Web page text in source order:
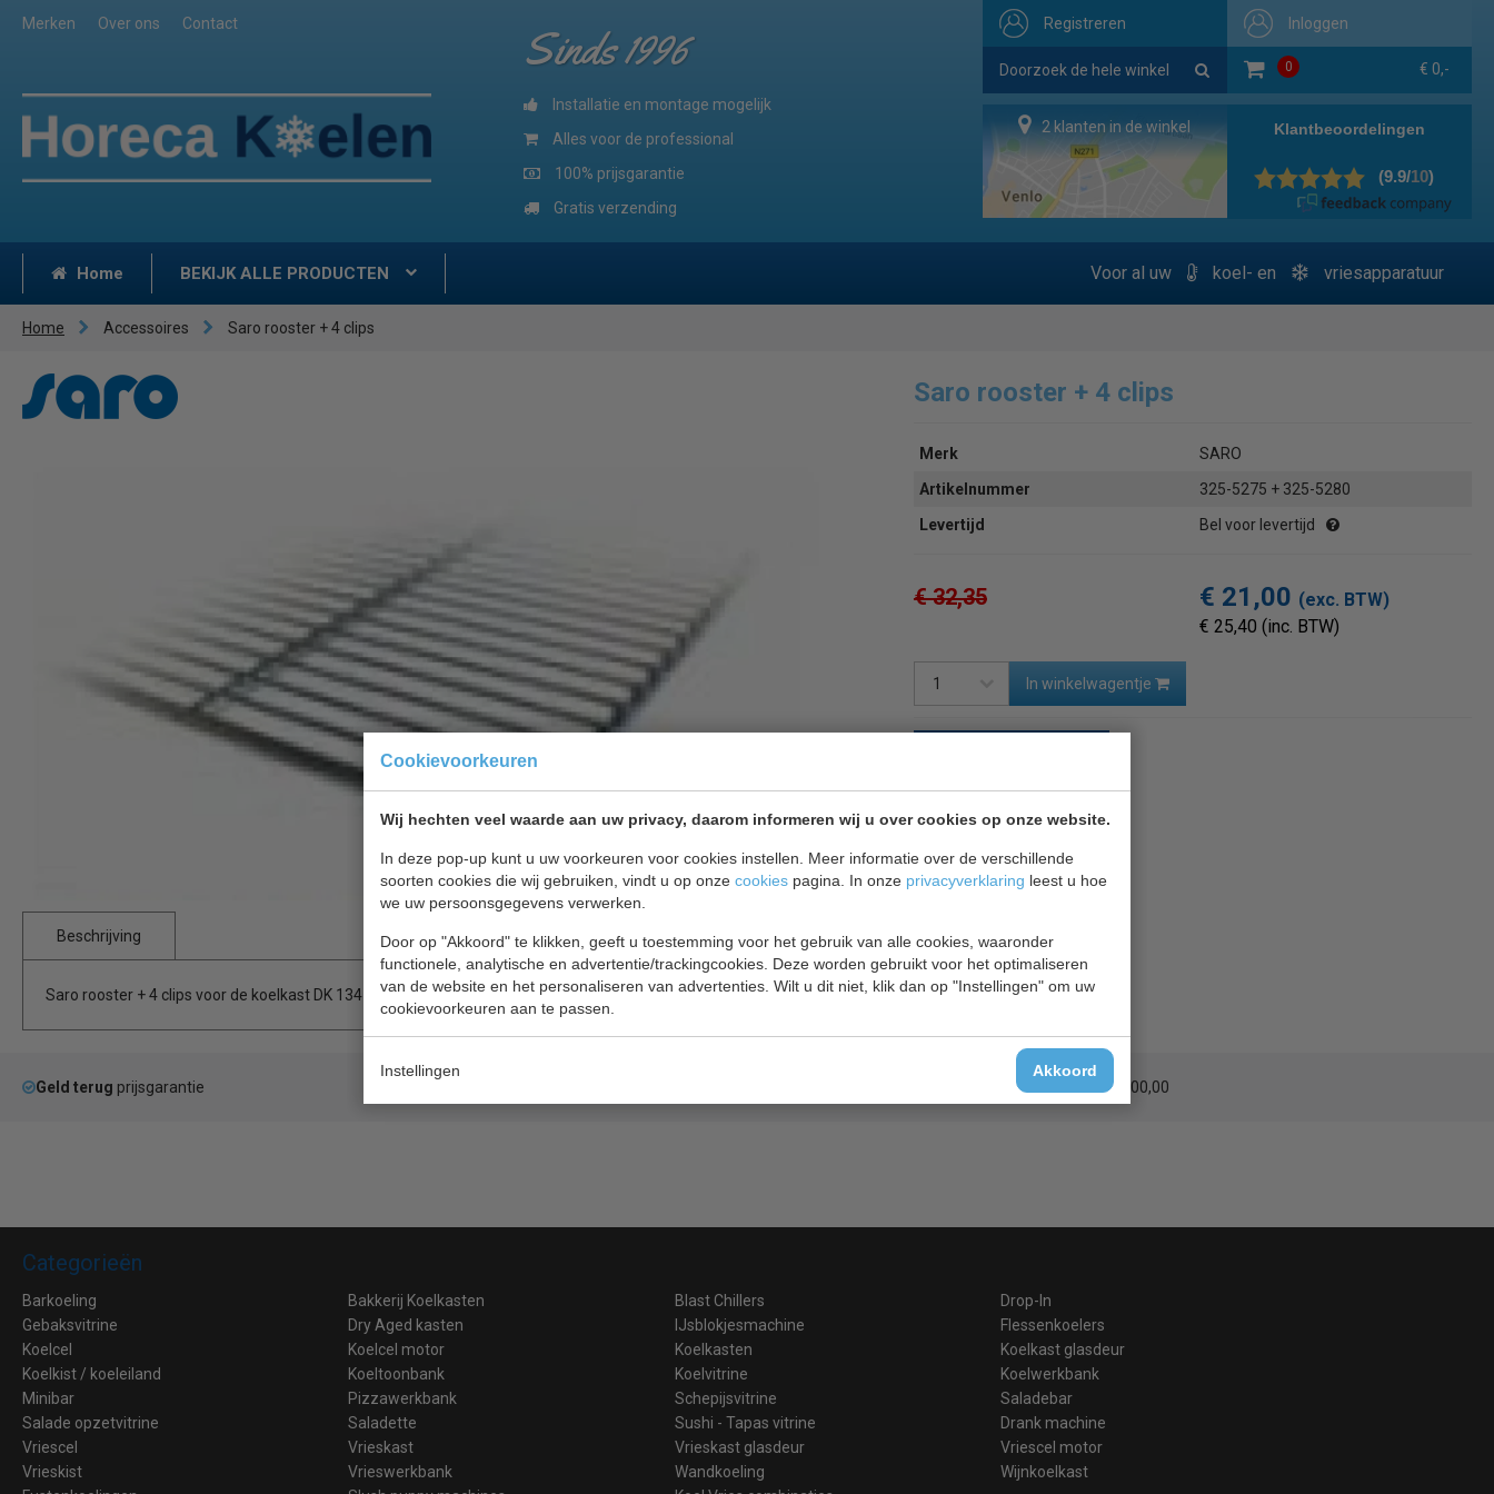
Cookievoorkeuren
Wij hechten veel waarde aan uw privacy, daarom informeren wij u over cookies op onze website.
In deze pop-up kunt u uw voorkeuren voor cookies instellen. Meer informatie over de verschillende
soorten cookies die wij gebruiken, vindt u op onze cookies pagina. In onze privacyverklaring leest u hoe
we uw persoonsgegevens verwerken.
Door op "Akkoord" te klikken, geeft u toestemming voor het gebruik van alle cookies, waaronder
functionele, analytische en advertentie/trackingcookies. Deze worden gebruikt voor het optimaliseren
van de website en het personaliseren van advertenties. Wilt u dit niet, klik dan op "Instellingen" om uw
cookievoorkeuren aan te passen.
Instellingen Akkoord
Merken Over ons Contact Inloggen
0 € 0,-
Registreren
Sinds 1996
Installatie en montage mogelijk
Alles voor de professional
100% prijsgarantie
Gratis verzending
2 klanten in de winkel
Home BEKIJK ALLE PRODUCTEN Voor al uw koel- en vriesapparatuur
Home Accessoires Saro rooster + 4 clips
Saro rooster + 4 clips
Merk
SARO
Artikelnummer
325-5275 + 325-5280
Levertijd
Bel voor levertijd
€ 32,35 € 21,00 (exc. BTW)
€ 25,40 (inc. BTW)
In winkelwagentje
Beschrijving
Saro rooster + 4 clips voor de koelkast DK 134
Geld terug prijsgarantie Gratis verzending vanaf € 200,00
Categorieën
Barkoeling Bakkerij Koelkasten Blast Chillers
Drop-In
Gebaksvitrine
Dry Aged kasten IJsblokjesmachine
Flessenkoelers
Koelcel
Koelcel motor Koelkasten
Koelkast glasdeur
Koelkist / koeleiland
Koeltoonbank Koelvitrine
Koelwerkbank
Minibar
Pizzawerkbank Schepijsvitrine
Saladebar
Salade opzetvitrine
Saladette Sushi - Tapas vitrine
Drank machine
Vriescel
Vrieskast Vrieskast glasdeur
Vriescel motor
Vrieskist
Vrieswerkbank Wandkoeling
Wijnkoelkast